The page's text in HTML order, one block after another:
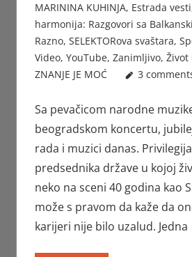
MARININA KUHINJA, Estrada vesti
harmonija: Razgovori sa
Razno, SELEKTORova svaštara,
Video, YouTube, Zanimljivo, Život
ZNANJE JE MOĆ
3
Sa pevačicom narodne
beogradskom koncertu,
rada i muzici danas.
predsednika države u kojoj
neko na sceni 40 godina kao
može s pravom da kaže da
karijeri nije bilo uzalud. Jedna